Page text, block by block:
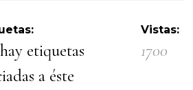
etiquetas
a éste
Vistas:
1700